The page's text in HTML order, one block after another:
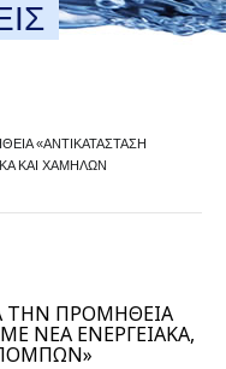
«ΑΝΤΙΚΑΤΑΣΤΑΣΗ
ΚΑΙ ΧΑΜΗΛΩΝ
ΤΗΝ ΠΡΟΜΗΘΕΙΑ
ΝΕΑ ΕΝΕΡΓΕΙΑΚΑ,